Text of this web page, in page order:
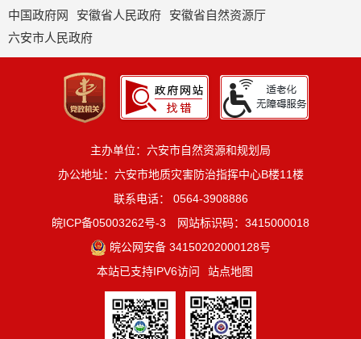
中国政府网
安徽省人民政府
安徽省自然资源厅
六安市人民政府
主办单位：六安市自然资源和规划局
办公地址：六安市地质灾害防治指挥中心B楼11楼
联系电话： 0564-3908886
皖ICP备05003262号-3
网站标识码：3415000018
皖公网安备 34150202000128号
本站已支持IPV6访问
站点地图